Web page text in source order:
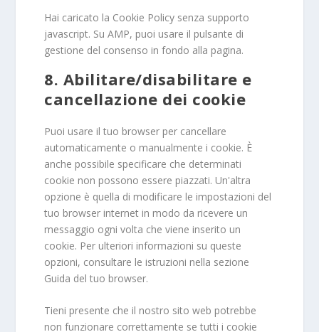
Hai caricato la Cookie Policy senza supporto
javascript. Su AMP, puoi usare il pulsante di
gestione del consenso in fondo alla pagina.
8. Abilitare/disabilitare e
cancellazione dei cookie
Puoi usare il tuo browser per cancellare
automaticamente o manualmente i cookie. È
anche possibile specificare che determinati
cookie non possono essere piazzati. Un'altra
opzione è quella di modificare le impostazioni del
tuo browser internet in modo da ricevere un
messaggio ogni volta che viene inserito un
cookie. Per ulteriori informazioni su queste
opzioni, consultare le istruzioni nella sezione
Guida del tuo browser.
Tieni presente che il nostro sito web potrebbe
non funzionare correttamente se tutti i cookie